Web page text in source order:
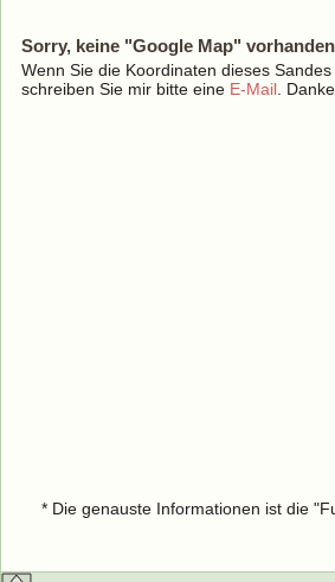
Sorry, keine "Google Map"
Wenn Sie die Koordinaten dieses Sandes
schreiben Sie mir bitte eine E-Mail . Danke.
* Die genauste Informationen ist die